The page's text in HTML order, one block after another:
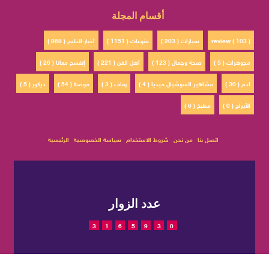
أقسام المجلة
أخبار الخليج ( 868 ) منوعات ( 1151 ) سيارات ( 203 )
review ( 103 )
إتفسح معانا ( 26 )
أهل الفن ( 221 ) صحة وجمال ( 123 )
مجوهرات ( 5 )
ديكور ( 5 )
موضة ( 54 ) زفاف ( 3 ) مشاهير السوشيال ميديا ( 4 )
ادم ( 30 )
مطبخ ( 6 )
الأبراج ( 0 )
الرئيسية سياسة الخصوصية شروط الاستخدام من نحن اتصل بنا
عدد الزوار
3 1 6 5 9 3 0